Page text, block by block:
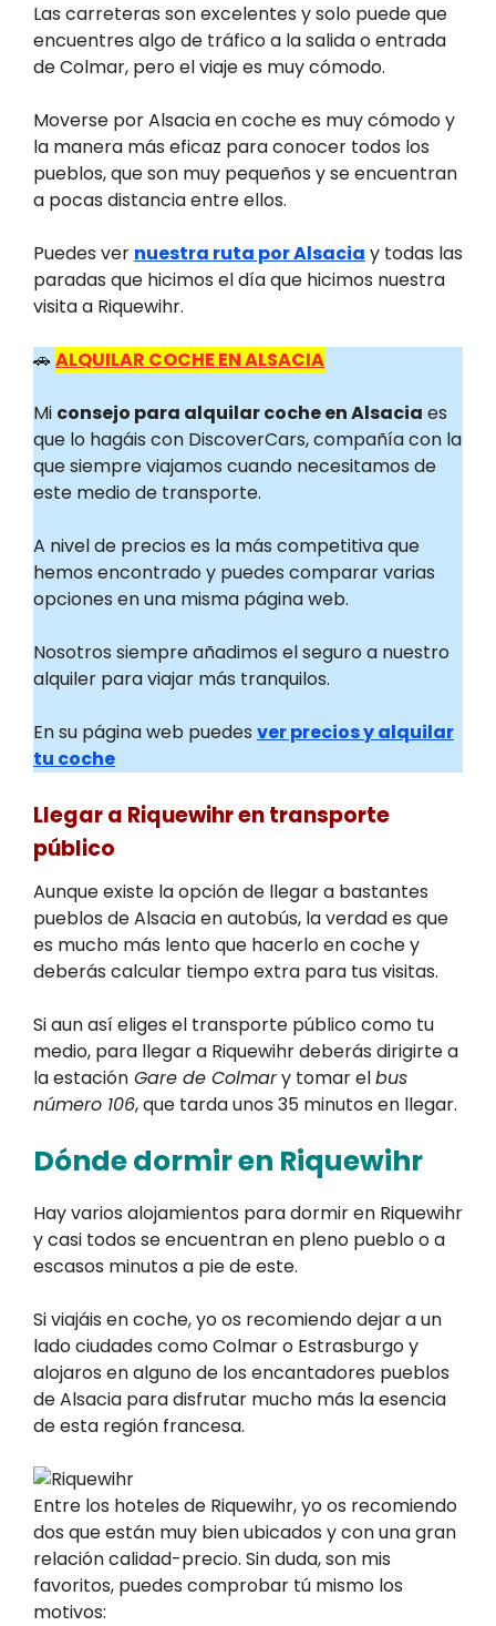
Las carreteras son excelentes y solo puede que
encuentres algo de tráfico a la salida o entrada
de Colmar, pero el viaje es muy cómodo.
Moverse por Alsacia en coche es muy cómodo y
la manera más eficaz para conocer todos los
pueblos, que son muy pequeños y se encuentran
a pocas distancia entre ellos.
Puedes ver nuestra ruta por Alsacia y todas las
paradas que hicimos el día que hicimos nuestra
visita a Riquewihr.
🚗 ALQUILAR COCHE EN ALSACIA
Mi consejo para alquilar coche en Alsacia es
que lo hagáis con DiscoverCars, compañía con la
que siempre viajamos cuando necesitamos de
este medio de transporte.
A nivel de precios es la más competitiva que
hemos encontrado y puedes comparar varias
opciones en una misma página web.
Nosotros siempre añadimos el seguro a nuestro
alquiler para viajar más tranquilos.
En su página web puedes ver precios y alquilar
tu coche
Llegar a Riquewihr en transporte
público
Aunque existe la opción de llegar a bastantes
pueblos de Alsacia en autobús, la verdad es que
es mucho más lento que hacerlo en coche y
deberás calcular tiempo extra para tus visitas.
Si aun así eliges el transporte público como tu
medio, para llegar a Riquewihr deberás dirigirte a
la estación Gare de Colmary tomar elbus
número 106, que tarda unos 35 minutos en llegar.
Dónde dormir en Riquewihr
Hay varios alojamientos para dormir en Riquewihr
y casi todos se encuentran en pleno pueblo o a
escasos minutos a pie de este.
Si viajáis en coche, yo os recomiendo dejar a un
lado ciudades como Colmar o Estrasburgo y
alojaros en alguno de los encantadores pueblos
de Alsacia para disfrutar mucho más la esencia
de esta región francesa.
Entre los hoteles de Riquewihr, yo os recomiendo
dos que están muy bien ubicados y con una gran
relación calidad-precio. Sin duda, son mis
favoritos, puedes comprobar tú mismo los
motivos: